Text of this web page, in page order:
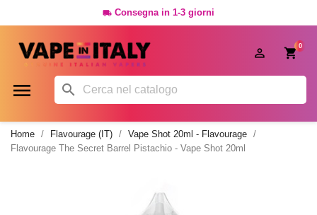
 Consegna in 1-3 giorni
0

 
Home Flavourage (IT)
Vape Shot 20ml - Flavourage
Flavourage The Secret Barrel Pistachio - Vape Shot 20ml